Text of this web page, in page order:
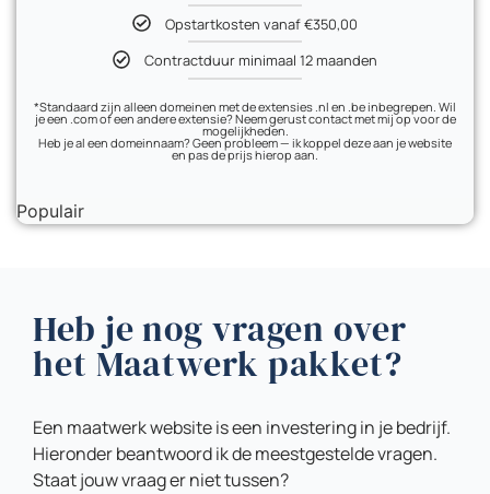
Opstartkosten vanaf €350,00
Contractduur minimaal 12 maanden
*Standaard zijn alleen domeinen met de extensies .nl en .be inbegrepen. Wil
je een .com of een andere extensie? Neem gerust contact met mij op voor de
mogelijkheden.
Heb je al een domeinnaam? Geen probleem — ik koppel deze aan je website
en pas de prijs hierop aan.
Populair
Heb je nog vragen over
het Maatwerk pakket?
Een maatwerk website is een investering in je bedrijf.
Hieronder beantwoord ik de meestgestelde vragen.
Staat jouw vraag er niet tussen?